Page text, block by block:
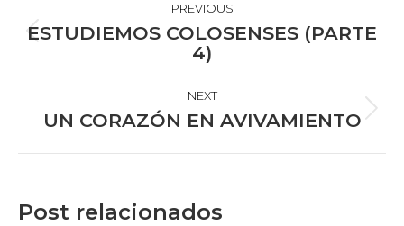
NAVIGATIONPREVIOUS
Previous
post:
ESTUDIEMOS COLOSENSES (PARTE
4)
NEXT
Next
UN CORAZÓN EN AVIVAMIENTO
Post relacionados